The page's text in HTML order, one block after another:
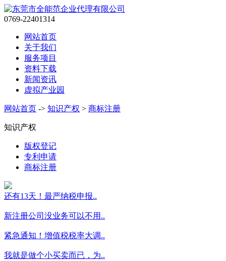
0769-22401314
网站首页
关于我们
服务项目
资料下载
新闻资讯
虚拟产业园
网站首页 -> 知识产权 > 商标注册
知识产权
版权登记
专利申请
商标注册
还有13天！最严纳税申报..
新注册公司没业务可以不用..
紧急通知！增值税税率大调..
我就是做个小买卖而已，为..